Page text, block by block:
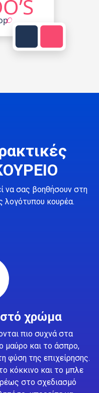
να σας βοηθήσουν στη
λογότυπου κουρέα.
χρώμα
πιο συχνά στα
μαύρο και το άσπρο,
φύση της επιχείρησης.
κόκκινο και το μπλε
στο σχεδιασμό